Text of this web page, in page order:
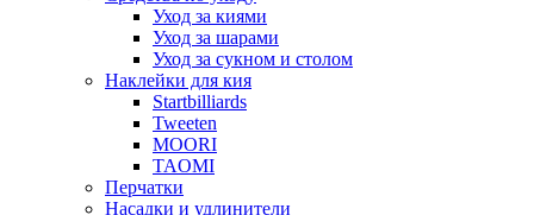
Уход за киями
Уход за шарами
Уход за сукном и столом
Наклейки для кия
Startbilliards
Tweeten
MOORI
TAOMI
Перчатки
Насадки и удлинители